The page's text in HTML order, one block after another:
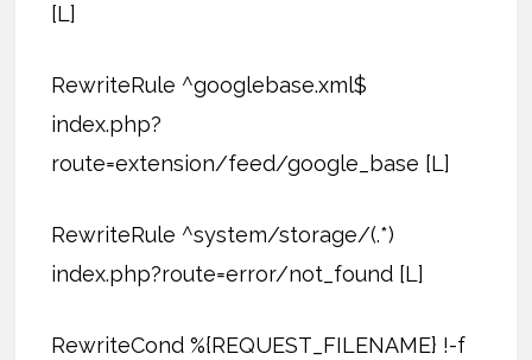
[L]
RewriteRule ^googlebase.xml$
index.php?
route=extension/feed/google_base [L]
RewriteRule ^system/storage/(.*)
index.php?route=error/not_found [L]
RewriteCond %{REQUEST_FILENAME} !-f